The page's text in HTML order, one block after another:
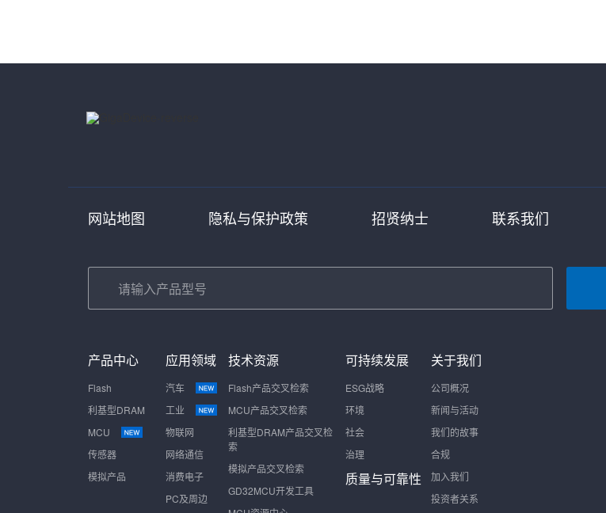
网站地图 隐私与保护政策 招贤纳士 联系我们
产品中心
Flash
利基型DRAM
MCU
传感器
模拟产品
应用领域
汽车
工业
物联网
网络通信
消费电子
PC及周边
技术资源
Flash产品交叉检索
MCU产品交叉检索
利基型DRAM产品交叉检
索
模拟产品交叉检索
GD32MCU开发工具
可持续发展
ESG战略
环境
社会
治理
质量与可靠性
关于我们
公司概况
新闻与活动
我们的故事
合规
加入我们
投资者关系